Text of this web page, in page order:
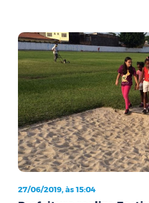
27/06/2019, às 15:04